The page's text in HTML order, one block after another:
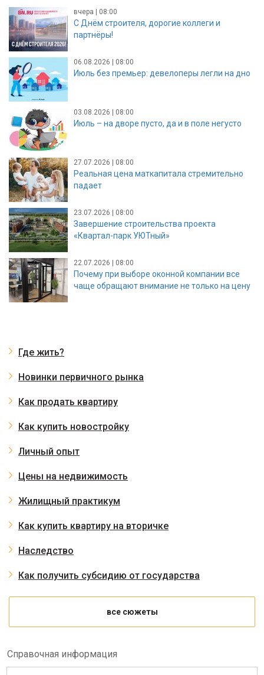
вчера | 08:00
С Днём строителя, дорогие коллеги и
партнёры!
06.08.2026 | 08:00
Июль без премьер: девелоперы легли на дно
03.08.2026 | 08:00
Июль – на дворе пусто, да и в поле негусто
27.07.2026 | 08:00
Реальная цена маткапитала стремительно
падает
23.07.2026 | 08:00
Завершение строительства проекта
«Квартал-парк УЮТный»
22.07.2026 | 08:00
Почему при выборе оконной компании все
чаще обращают внимание не только на цену
Где жить?
Новинки первичного рынка
Как продать квартиру
Как купить новостройку
Личный опыт
Цены на недвижимость
Жилищный практикум
Как купить квартиру на вторичке
Наследство
Как получить субсидию от государства
все сюжеты
Справочная информация